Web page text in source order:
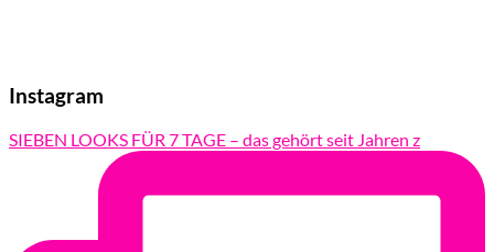
Instagram
SIEBEN LOOKS FÜR 7 TAGE – das gehört seit Jahren z